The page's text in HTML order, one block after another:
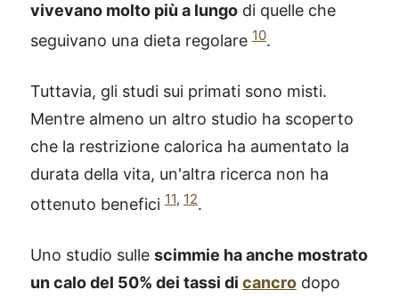
vivevano molto più a lungo di quelle che
seguivano una dieta regolare 10.
Tuttavia, gli studi sui primati sono misti.
Mentre almeno un altro studio ha scoperto
che la restrizione calorica ha aumentato la
durata della vita, un'altra ricerca non ha
ottenuto benefici 11, 12.
Uno studio sulle scimmie ha anche mostrato
un calo del 50% dei tassi di cancro dopo